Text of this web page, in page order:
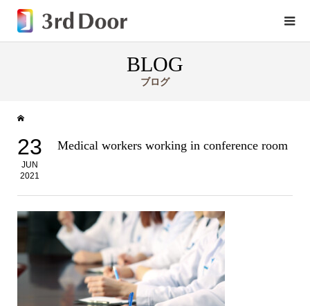
BLOG
ブログ
23
JUN
2021
Medical workers working in conference room